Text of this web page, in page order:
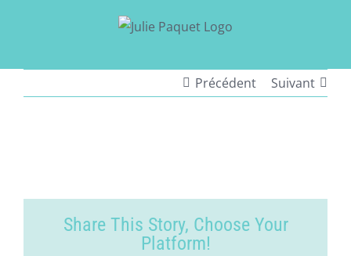
Précédent
Suivant
Image
Share This Story, Choose Your
Platform!